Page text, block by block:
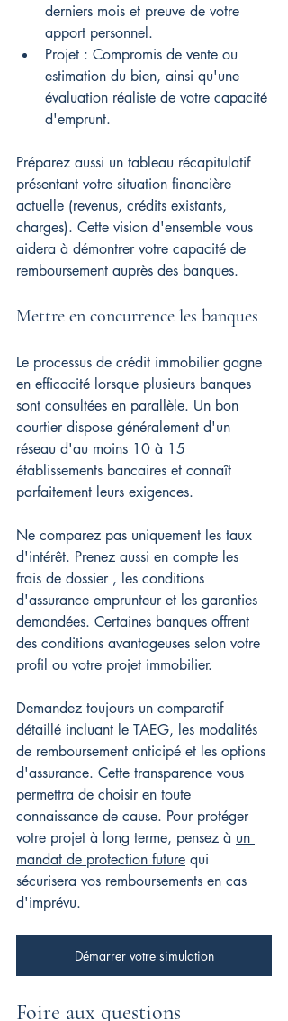
derniers mois et preuve de votre
apport personnel.
Projet : Compromis de vente ou
estimation du bien, ainsi qu'une
évaluation réaliste de votre capacité
d'emprunt.
Préparez aussi un tableau récapitulatif
présentant votre situation financière
actuelle (revenus, crédits existants,
charges). Cette vision d'ensemble vous
aidera à démontrer votre capacité de
remboursement auprès des banques.
Mettre en concurrence les banques
Le processus de crédit immobilier gagne
en efficacité lorsque plusieurs banques
sont consultées en parallèle. Un bon
courtier dispose généralement d'un
réseau d'au moins 10 à 15
établissements bancaires et connaît
parfaitement leurs exigences.
Ne comparez pas uniquement les taux
d'intérêt. Prenez aussi en compte les
frais de dossier , les conditions
d'assurance emprunteur et les garanties
demandées. Certaines banques offrent
des conditions avantageuses selon votre
profil ou votre projet immobilier.
Demandez toujours un comparatif
détaillé incluant le TAEG, les modalités
de remboursement anticipé et les options
d'assurance. Cette transparence vous
permettra de choisir en toute
connaissance de cause. Pour protéger
votre projet à long terme, pensez à un
mandat de protection future qui
sécurisera vos remboursements en cas
d'imprévu.
Démarrer votre simulation
Foire aux questions